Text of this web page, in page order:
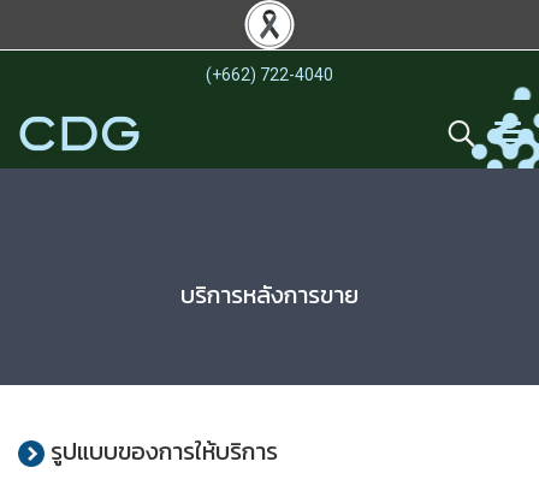
(+662) 722-4040
บริการหลังการขาย
รูปแบบของการให้บริการ